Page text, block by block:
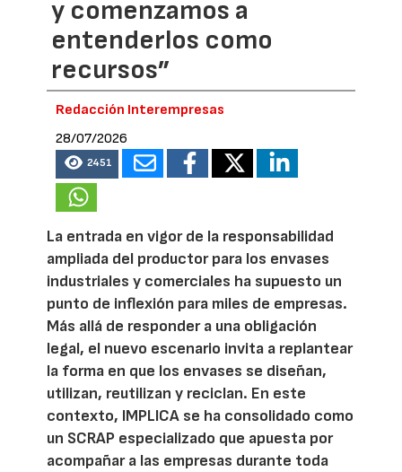
y comenzamos a
entenderlos como
recursos”
Redacción Interempresas
28/07/2026
2451
La entrada en vigor de la responsabilidad
ampliada del productor para los envases
industriales y comerciales ha supuesto un
punto de inflexión para miles de empresas.
Más allá de responder a una obligación
legal, el nuevo escenario invita a replantear
la forma en que los envases se diseñan,
utilizan, reutilizan y reciclan. En este
contexto, IMPLICA se ha consolidado como
un SCRAP especializado que apuesta por
acompañar a las empresas durante toda